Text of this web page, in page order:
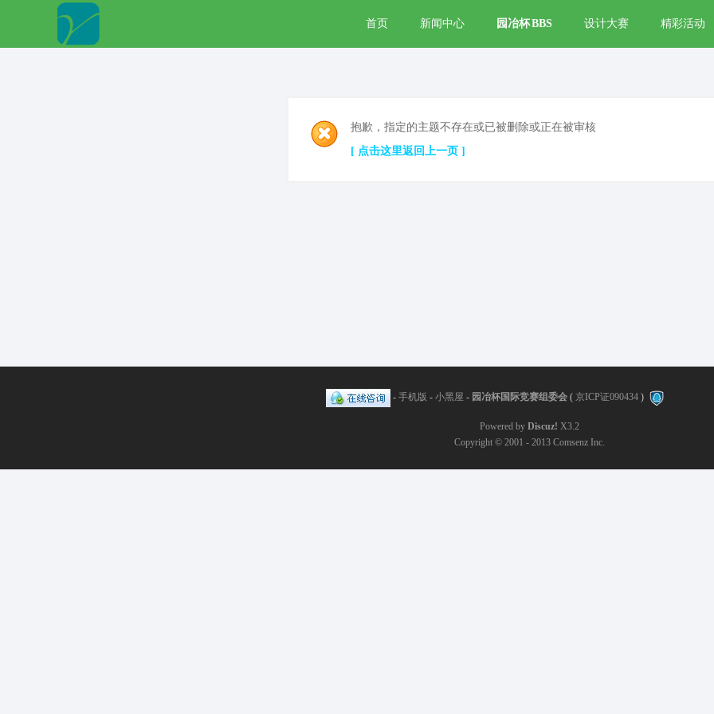
首页 新闻中心 园冶杯BBS 设计大赛 精彩活动
抱歉，指定的主题不存在或已被删除或正在被审核
[ 点击这里返回上一页 ]
- 手机版 - 小黑屋 - 园冶杯国际竞赛组委会 ( 京ICP证090434 )
Powered by Discuz! X3.2
Copyright © 2001 - 2013 Comsenz Inc.